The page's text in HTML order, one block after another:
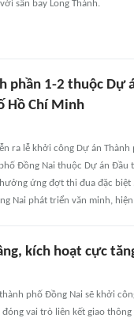
sân bay Long Thành.
phần 1-2 thuộc
Hồ Chí Minh
ra lễ khởi công Dự án
Đồng Nai thuộc Dự án Đầu
ứng đợt thi đua đặc
Nai phát triển văn minh,
kích hoạt cực
phố Đồng Nai sẽ khởi
vai trò liên kết giao